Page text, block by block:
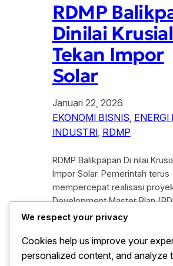
RDMP
Dinilai Krusial
Tekan Impor
Solar
Januari 22, 2026
EKONOMI BISNIS, ENERGI
INDUSTRI, RDMP
RDMP Balikpapan Di nilai
Impor Solar. Pemerintah terus
mempercepat realisasi
Development Master Plan
Balikpapan karena di anggap
ketergantungan Indonesia
impor Solar. Dalam beberapa
We respect your privacy
Cookies help us improve your
personalized content, and analyze